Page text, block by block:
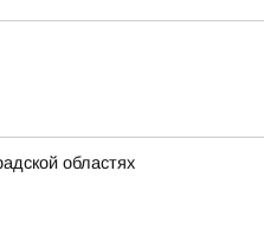
областях